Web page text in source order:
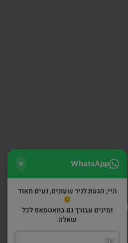
WhatsApp
היי, הגעת לניר שעונים, נעים מאוד
זמינים עבורך גם בוואטסאפ לכל
שאלה